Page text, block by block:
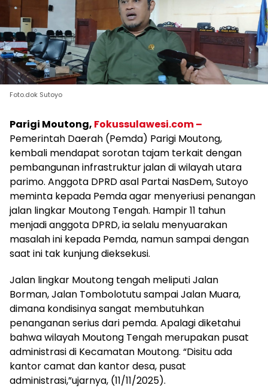
Foto.dok Sutoyo
Parigi Moutong, Fokussulawesi.com –
Pemerintah Daerah (Pemda) Parigi Moutong,
kembali mendapat sorotan tajam terkait dengan
pembangunan infrastruktur jalan di wilayah utara
parimo. Anggota DPRD asal Partai NasDem, Sutoyo
meminta kepada Pemda agar menyeriusi penangan
jalan lingkar Moutong Tengah. Hampir 11 tahun
menjadi anggota DPRD, ia selalu menyuarakan
masalah ini kepada Pemda, namun sampai dengan
saat ini tak kunjung dieksekusi.
Jalan lingkar Moutong tengah meliputi Jalan
Borman, Jalan Tombolotutu sampai Jalan Muara,
dimana kondisinya sangat membutuhkan
penanganan serius dari pemda. Apalagi diketahui
bahwa wilayah Moutong Tengah merupakan pusat
administrasi di Kecamatan Moutong. “Disitu ada
kantor camat dan kantor desa, pusat
administrasi,”ujarnya, (11/11/2025).